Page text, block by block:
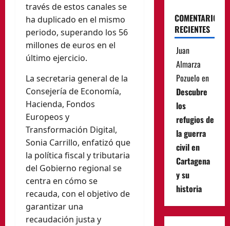
través de estos canales se
ha duplicado en el mismo
periodo, superando los 56
millones de euros en el
último ejercicio.
La secretaria general de la
Consejería de Economía,
Hacienda, Fondos
Europeos y
Transformación Digital,
Sonia Carrillo, enfatizó que
la política fiscal y tributaria
del Gobierno regional se
centra en cómo se
recauda, con el objetivo de
garantizar una
recaudación justa y
COMENTARIOS
RECIENTES
Juan
Almarza
Pozuelo en
Descubre
los
refugios de
la guerra
civil en
Cartagena
y su
historia